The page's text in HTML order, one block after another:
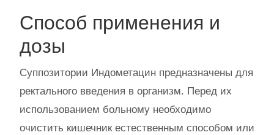
Способ применения и
дозы
Суппозитории Индометацин предназначены для
ректального введения в организм. Перед их
использованием больному необходимо
очистить кишечник естественным способом или